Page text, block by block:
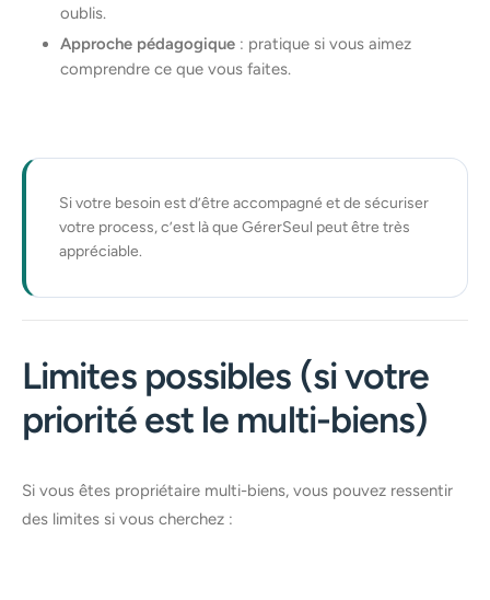
oublis.
Approche pédagogique : pratique si vous aimez
comprendre ce que vous faites.
Si votre besoin est d’être accompagné et de sécuriser
votre process, c’est là que GérerSeul peut être très
appréciable.
Limites possibles (si votre
priorité est le multi-biens)
Si vous êtes propriétaire multi-biens, vous pouvez ressentir
des limites si vous cherchez :